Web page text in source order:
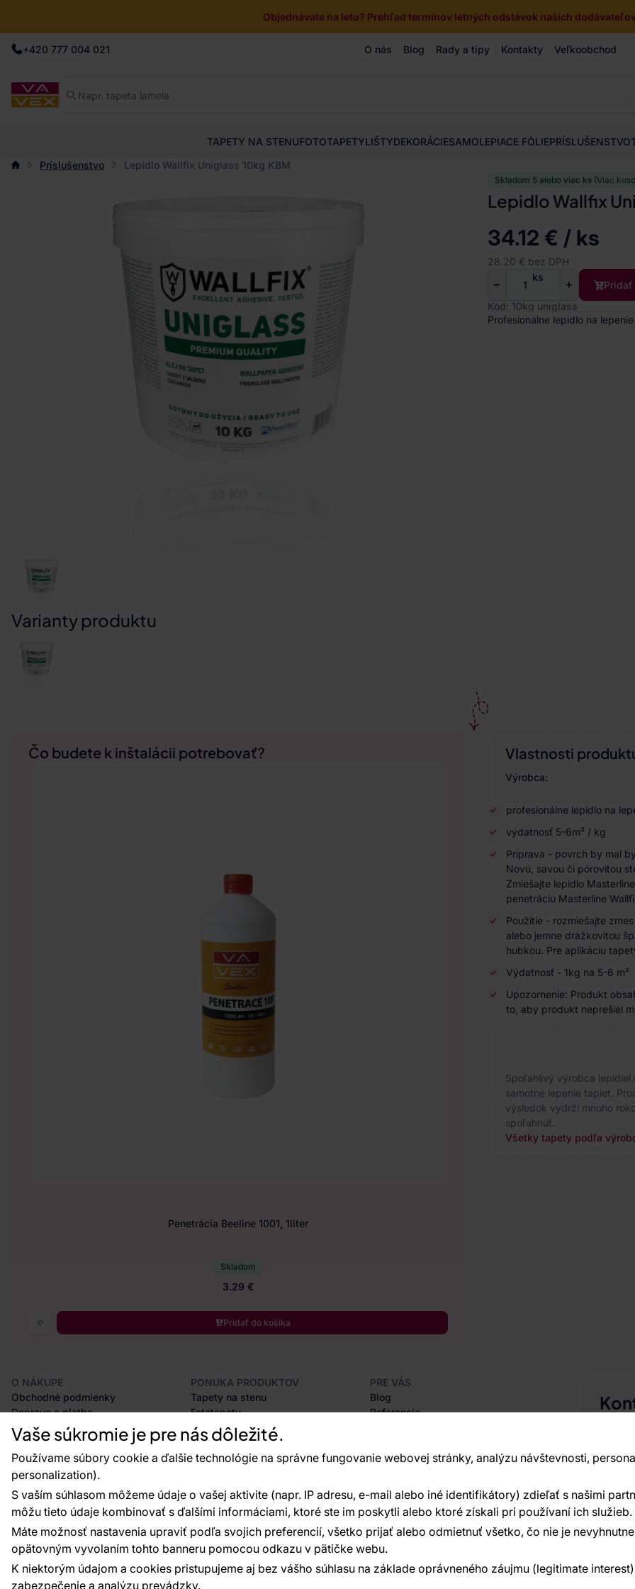
Vaše súkromie je pre nás dôležité.
Používame súbory cookie a ďalšie technológie na správne fungovanie webovej stránky, analýzu návštevnosti,
personalization).
S vaším súhlasom môžeme údaje o vašej aktivite (napr. IP adresu, e-mail alebo iné identifikátory) zdieľať s našimi
môžu tieto údaje kombinovať s ďalšími informáciami, ktoré ste im poskytli alebo ktoré získali pri používaní ich služieb.
Máte možnosť nastavenia upraviť podľa svojich preferencií, všetko prijať alebo odmietnuť všetko, čo nie je
opätovným vyvolaním tohto banneru pomocou odkazu v pätičke webu.
K niektorým údajom a cookies pristupujeme aj bez vášho súhlasu na základe oprávneného záujmu (legitimate
zabezpečenie a analýzu prevádzky.
Objednávate na leto? Prehľad termínov letných odstávok našich
+420 777 004 021 O nás Blog Rady a tipy Kontakty Veľkoobchod
TAPETY NA STENUFOTOTAPETYLIŠTYDEKORÁCIESAMOLEPIACE FÓLIEPRÍSLUŠENSTVO
Príslušenstvo
Lepidlo Wallfix Uniglass 10kg KBM
Skladom 5 alebo viac ks (Viac
Lepidlo Wallfix
34.12 € / ks
28.20 € bez DPH
ks
Kód: 10kg uniglass
Profesionálne lepidlo na
Varianty produktu
Vlastnosti
Výrobca:
profesionálne lepidlo na
výdatnosť 5-6m² / kg
Príprava - povrch by mal
Novú, savou či pórovitou
Zmiešajte lepidlo
penetráciu Masterline
Použitie - rozmiešajte
alebo jemne drážkovitou
hubkou. Pre aplikáciu
Výdatnosť - 1kg na 5-6 m²
Upozornenie: Produkt
to, aby produkt neprešiel
Spoľahlivý výrobca
samotné lepenie tapiet.
výsledok vydrží mnoho
spoľahnúť.
Všetky tapety podľa
Čo budete k inštalácii potrebovať?
Penetrácia Beeline 1001, 1liter
Skladom
3.29 €
Pridať do košíka
O NÁKUPE
Obchodné podmienky
Doprava a platba
Odstúpenie od zmluvy
Postup pri podávaní reklamácií
Vrátenie tovaru
Certifikácia CE
Plánovač tapiet
PONUKA PRODUKTOV
Tapety na stenu
Fototapety
Lišty
Dekorácie
Samolepiace fólie
PRE VÁS
Blog
Referencie
Najčastejšie otázky
O SPOLOČNOSTI
O nás
Ďalšie
Platobné metódy: Platby zaisťuje: